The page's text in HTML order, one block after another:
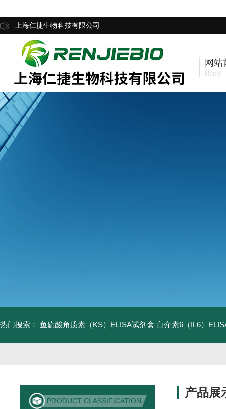
上海仁捷生物科技有限公司
网站
Home
热门搜索： 鱼硫酸角质素（KS）ELISA试剂盒 白介素6（IL6）
PRODUCT CLASSIFICATION
产品展